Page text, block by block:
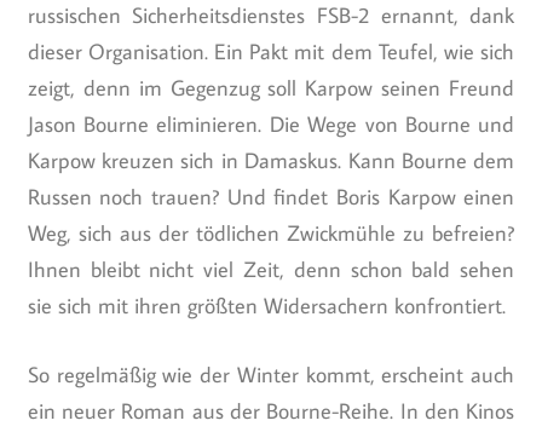
russischen Sicherheitsdienstes FSB-2 ernannt, dank
dieser Organisation. Ein Pakt mit dem Teufel, wie sich
zeigt, denn im Gegenzug soll Karpow seinen Freund
Jason Bourne eliminieren. Die Wege von Bourne und
Karpow kreuzen sich in Damaskus. Kann Bourne dem
Russen noch trauen? Und findet Boris Karpow einen
Weg, sich aus der tödlichen Zwickmühle zu befreien?
Ihnen bleibt nicht viel Zeit, denn schon bald sehen
sie sich mit ihren größten Widersachern konfrontiert.
So regelmäßig wie der Winter kommt, erscheint auch
ein neuer Roman aus der Bourne-Reihe. In den Kinos